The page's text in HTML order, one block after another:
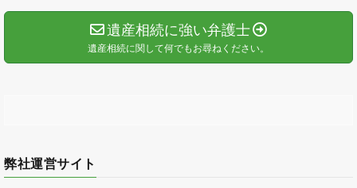
遺産相続に強い弁護士
遺産相続に関して何でもお尋ねください。
弊社運営サイト